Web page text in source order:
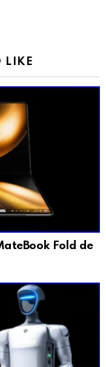
LIKE
Fold de